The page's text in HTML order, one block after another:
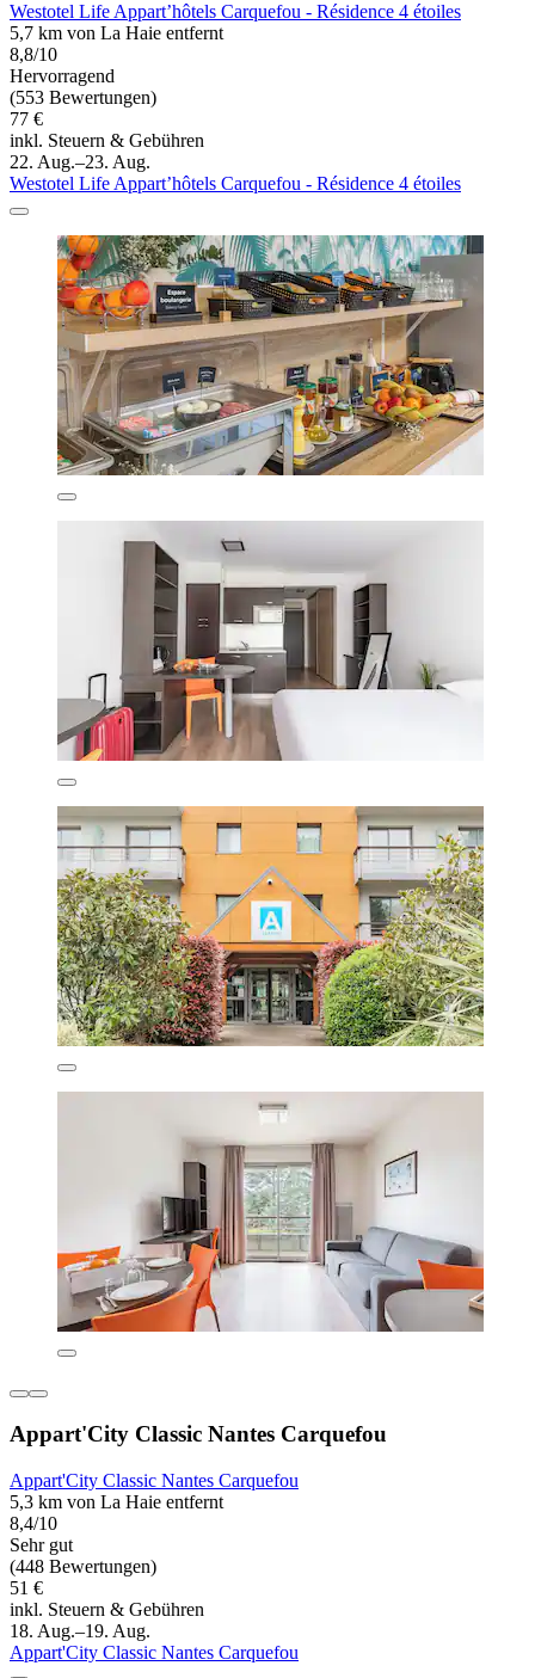
Westotel Life Appart’hôtels Carquefou - Résidence 4 étoiles
5,7 km von La Haie entfernt
8,8/10
Hervorragend
(553 Bewertungen)
77 €
inkl. Steuern & Gebühren
22. Aug.–23. Aug.
Westotel Life Appart’hôtels Carquefou - Résidence 4 étoiles
Appart'City Classic Nantes Carquefou
Appart'City Classic Nantes Carquefou
5,3 km von La Haie entfernt
8,4/10
Sehr gut
(448 Bewertungen)
51 €
inkl. Steuern & Gebühren
18. Aug.–19. Aug.
Appart'City Classic Nantes Carquefou